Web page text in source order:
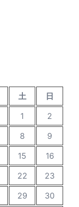
土
日
1
2
8
9
15
16
22
23
29
30